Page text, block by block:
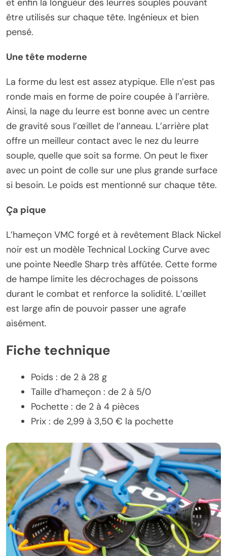
et enfin la longueur des leurres souples pouvant
être utilisés sur chaque tête. Ingénieux et bien
pensé.
Une tête moderne
La forme du lest est assez atypique. Elle n’est pas
ronde mais en forme de poire coupée à l’arrière.
Ainsi, la nage du leurre est bonne avec un centre
de gravité sous l’œillet de l’anneau. L’arrière plat
offre un meilleur contact avec le nez du leurre
souple, quelle que soit sa forme. On peut le fixer
avec un point de colle sur une plus grande surface
si besoin. Le poids est mentionné sur chaque tête.
Ça pique
L’hameçon VMC forgé et à revêtement Black Nickel
noir est un modèle Technical Locking Curve avec
une pointe Needle Sharp très affûtée. Cette forme
de hampe limite les décrochages de poissons
durant le combat et renforce la solidité. L’œillet
est large afin de pouvoir passer une agrafe
aisément.
Fiche technique
Poids : de 2 à 28 g
Taille d’hameçon : de 2 à 5/0
Pochette : de 2 à 4 pièces
Prix : de 2,99 à 3,50 € la pochette